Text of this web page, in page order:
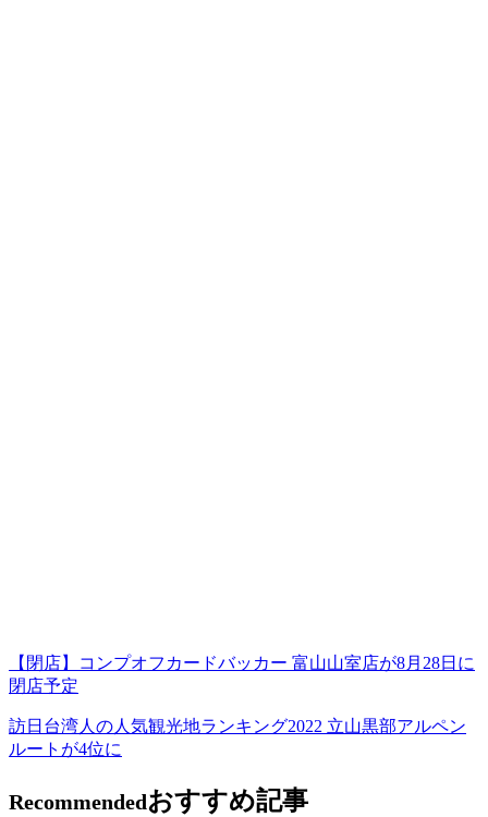
【閉店】コンプオフカードバッカー 富山山室店が8月28日に
閉店予定
訪日台湾人の人気観光地ランキング2022 立山黒部アルペン
ルートが4位に
Recommendedおすすめ記事